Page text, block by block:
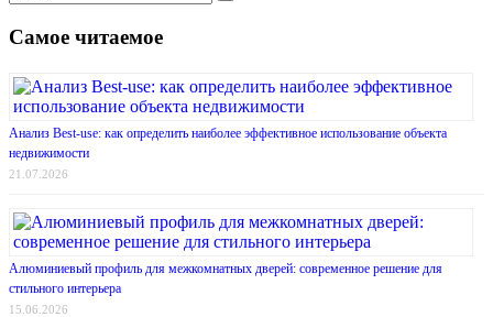
Самое читаемое
Анализ Best-use: как определить наиболее эффективное использование объекта
недвижимости
21.07.2026
Алюминиевый профиль для межкомнатных дверей: современное решение для
стильного интерьера
15.06.2026